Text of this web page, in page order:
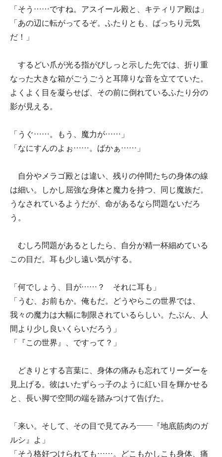
「そう……ですね。アスイール殿と、キティリア殿は」
「あの辺に転がってるぞ。ふたりとも、ばっちり元気
だ！」
するどい爪が光る指がびしっと示した先では、折り重
なった大きな箱がごうごうと耳障りな音を立てていた。
よくよく目を凝らせば、その前に倒れているふたり分の
影が見える。
「うぐ……。もう、魔力が……」
「なにすんのよぉ……。ばかぁ……」
自分やメラゴ殿とは違い、残りの仲間たちの身体の線
は細い。しかし屈強な身体と魔力を持つ、同じ魔族だ。
うなされているようだが、命があるなら問題ないだろ
う。
むしろ問題があるとしたら、自分が精一杯細めている
この目だ。耳も少し遠い気がする。
「何でしょう、目が……？ それに耳も」
「うむ、お前もか。俺もだ。どうやらこの世界では、
我々の魔力は大幅に制限されているらしい。たぶん、人
間より少し良いくらいだろう」
「『この世界』、ですって？」
どきりとする言葉に、身体の痛みも忘れてリーダーを
見上げる。彼はいたずらっ子のように紅い目を輝かせる
と、長い脚で空間の端を踏みつけて告げた。
「来い。そして、その目で見てみろ――『地底筋肉のガ
ルシ』よ」
「そう格好つけられても……。どこもかしこも身体、痛